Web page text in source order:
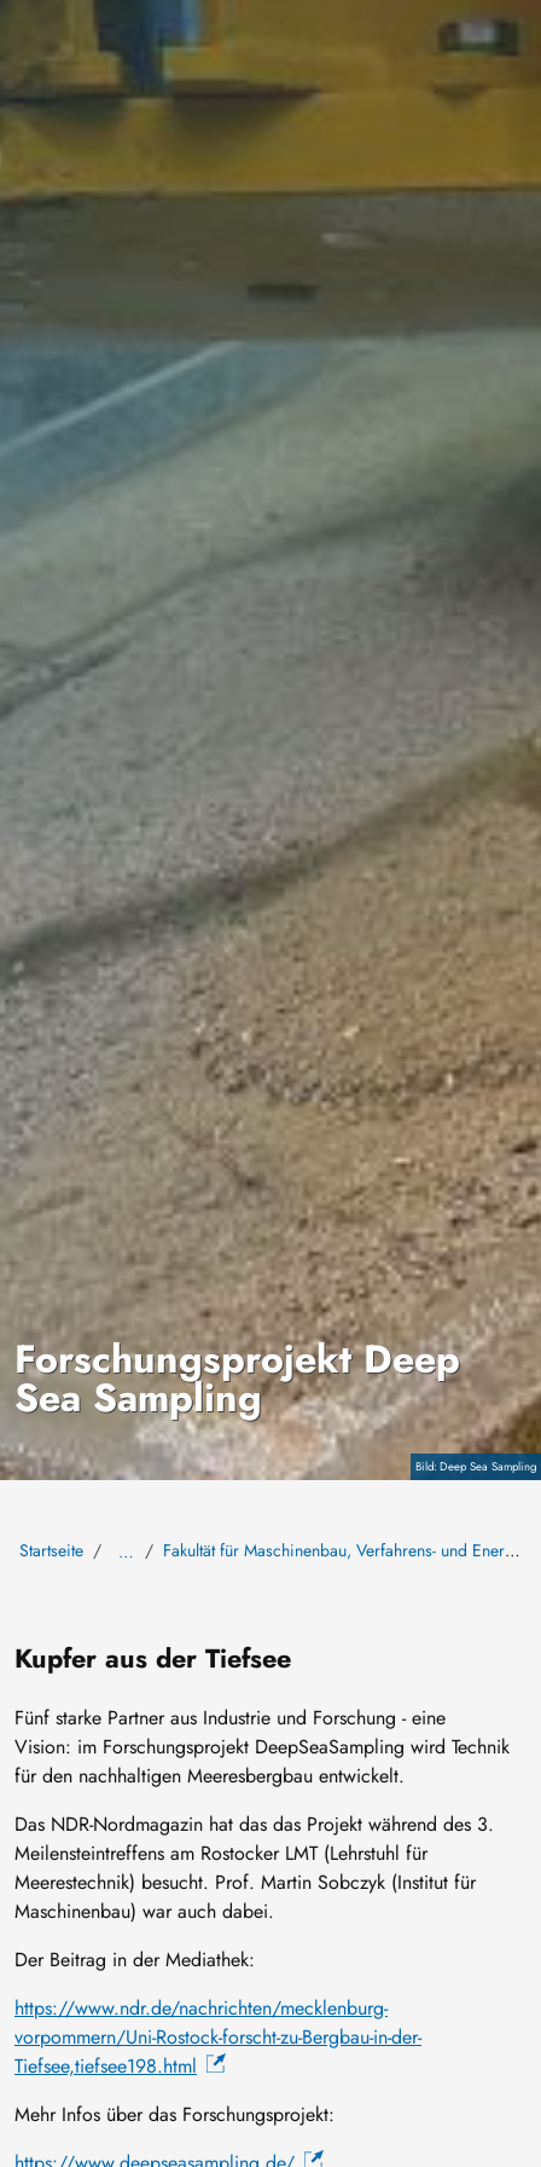
CopyrightDeep Sea Sampling
Forschungsprojekt Deep
Sea Sampling
Startseite … Fakultät für Maschinenbau, Verfahrens- und Energietechnik
Kupfer aus der Tiefsee
Fünf starke Partner aus Industrie und Forschung - eine
Vision: im Forschungsprojekt DeepSeaSampling wird Technik
für den nachhaltigen Meeresbergbau entwickelt.
Das NDR-Nordmagazin hat das das Projekt während des 3.
Meilensteintreffens am Rostocker LMT (Lehrstuhl für
Meerestechnik) besucht. Prof. Martin Sobczyk (Institut für
Maschinenbau) war auch dabei.
Der Beitrag in der Mediathek:
https://www.ndr.de/nachrichten/mecklenburg-
vorpommern/Uni-Rostock-forscht-zu-Bergbau-in-der-
Tiefsee,tiefsee198.html
Mehr Infos über das Forschungsprojekt: